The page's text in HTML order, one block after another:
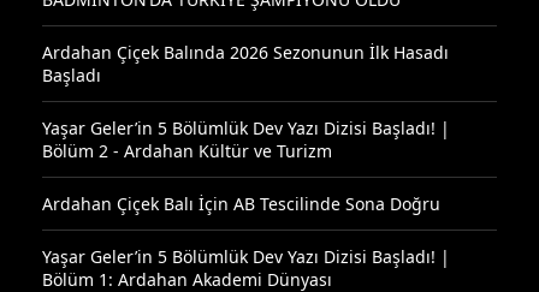
Ardahan Çiçek Balında 2026 Sezonunun İlk Hasadı
Başladı
Yaşar Geler’in 5 Bölümlük Dev Yazı Dizisi Başladı! |
Bölüm 2 - Ardahan Kültür ve Turizm
Ardahan Çiçek Balı İçin AB Tescilinde Sona Doğru
Yaşar Geler’in 5 Bölümlük Dev Yazı Dizisi Başladı! |
Bölüm 1: Ardahan Akademi Dünyası